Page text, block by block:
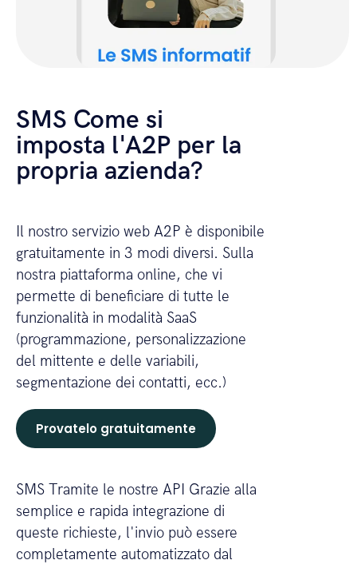
SMS Come si
imposta l'A2P per la
propria azienda?
Il nostro servizio web A2P è disponibile
gratuitamente in 3 modi diversi. Sulla
nostra piattaforma online, che vi
permette di beneficiare di tutte le
funzionalità in modalità SaaS
(programmazione, personalizzazione
del mittente e delle variabili,
segmentazione dei contatti, ecc.)
Provatelo gratuitamente
SMS Tramite le nostre API Grazie alla
semplice e rapida integrazione di
queste richieste, l'invio può essere
completamente automatizzato dal